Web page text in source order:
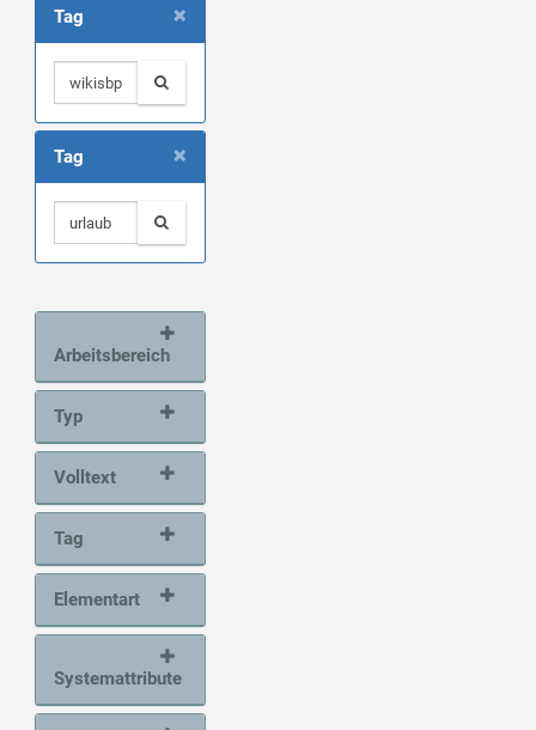
×
Tag
×
Tag
Arbeitsbereich
Typ
Volltext
Tag
Elementart
Systemattribute